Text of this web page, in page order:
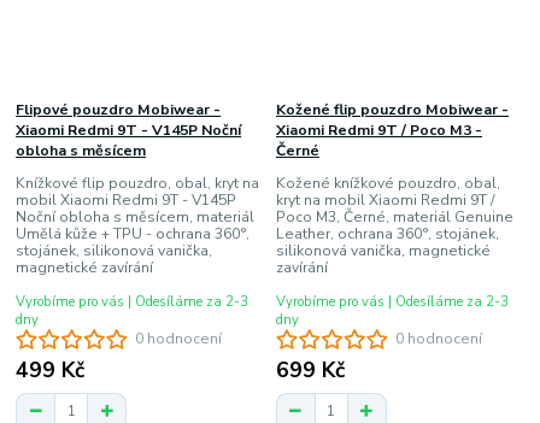
0 hodnocení
Flipové pouzdro Mobiwear -
Xiaomi Redmi 9T - V145P Noční
obloha s měsícem
Knížkové flip pouzdro, obal, kryt na
mobil Xiaomi Redmi 9T - V145P
Noční obloha s měsícem, materiál
Umělá kůže + TPU - ochrana 360°,
stojánek, silikonová vanička,
magnetické zavírání
499 Kč
Vyrobíme pro vás | Odesíláme za 2-3
dny
0 hodnocení
Kožené flip pouzdro Mobiwear -
Xiaomi Redmi 9T / Poco M3 -
Černé
Kožené knížkové pouzdro, obal,
kryt na mobil Xiaomi Redmi 9T /
Poco M3, Černé, materiál Genuine
Leather, ochrana 360°, stojánek,
silikonová vanička, magnetické
zavírání
699 Kč
Vyrobíme pro vás | Odesíláme za 2-3
dny